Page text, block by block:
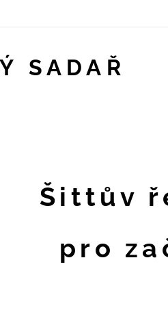
SADAŘ
Šittův
pro